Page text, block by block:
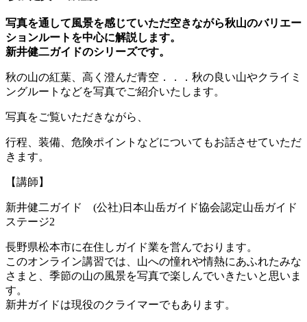
写真を通して風景を感じていただ空きながら秋山のバリエー
ションルートを中心に解説します。
新井健二ガイドのシリーズです。
秋の山の紅葉、高く澄んだ青空．．．秋の良い山やクライミ
ングルートなどを写真でご紹介いたします。
写真をご覧いただきながら、
行程、装備、危険ポイントなどについてもお話させていただ
きます。
【講師】
新井健二ガイド (公社)日本山岳ガイド協会認定山岳ガイド
ステージ2
長野県松本市に在住しガイド業を営んでおります。
このオンライン講習では、山への憧れや情熱にあふれたみな
さまと、季節の山の風景を写真で楽しんでいきたいと思いま
す。
新井ガイドは現役のクライマーでもあります。